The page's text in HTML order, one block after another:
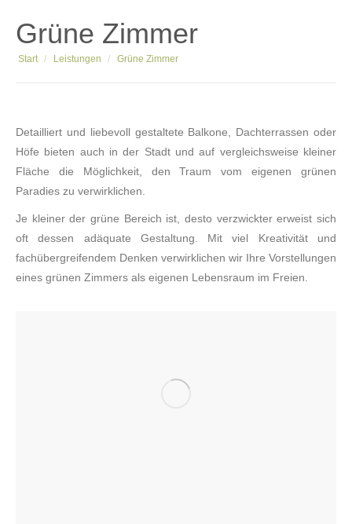
Grüne Zimmer
Sie befinden sich hier:
Start Leistungen Grüne Zimmer
Detailliert und liebevoll gestaltete Balkone, Dachterrassen oder
Höfe bieten auch in der Stadt und auf vergleichsweise kleiner
Fläche die Möglichkeit, den Traum vom eigenen grünen
Paradies zu verwirklichen.
Je kleiner der grüne Bereich ist, desto verzwickter erweist sich
oft dessen adäquate Gestaltung. Mit viel Kreativität und
fachübergreifendem Denken verwirklichen wir Ihre Vorstellungen
eines grünen Zimmers als eigenen Lebensraum im Freien.